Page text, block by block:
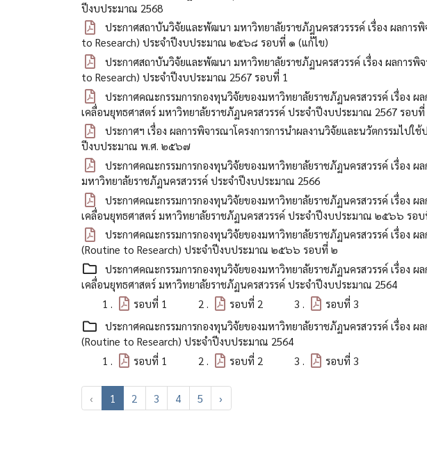
ปีงบประมาณ 2568
ประกาศสถาบันวิจัยและพัฒนา มหาวิทยาลัยราชภัฎนครสวรรรค์ เรื่อง ผลกา
to Research) ประจำปีงบประมาณ ๒๕๖๘ รอบที่ ๑ (แก้ไข)
ประกาศสถาบันวิจัยและพัฒนา มหาวิทยาลัยราชภัฏนครสวรรค์ เรื่อง ผลการ
to Research) ประจำปีงบประมาณ 2567 รอบที่ 1
ประกาศคณะกรรมการกองทุนวิจัยของมหาวิทยาลัยราชภัฏนครสวรรค์ เรื่อง
เคลื่อนยุทธศาสตร์ มหาวิทยาลัยราชภัฏนครสวรรค์ ประจำปีงบประมาณ 2567 รอบที่
ประกาศฯ เรื่อง ผลการพิจารณาโครงการการนำผลงานวิจัยและนวัตกรรมไปใ
ปีงบประมาณ พ.ศ. ๒๕๖๗
ประกาศคณะกรรมการกองทุนวิจัยของมหาวิทยาลัยราชภัฏนครสวรรค์ เรื่อง
มหาวิทยาลัยราชภัฏนครสวรรค์ ประจำปีงบประมาณ 2566
ประกาศคณะกรรมการกองทุนวิจัยของมหาวิทยาลัยราชภัฏนครสวรรค์ เรื่อง
เคลื่อนยุทธศาสตร์ มหาวิทยาลัยราชภัฏนครสวรรค์ ประจำปีงบประมาณ ๒๕๖๖ รอ
ประกาศคณะกรรมการกองทุนวิจัยของมหาวิทยาลัยราชภัฏนครสวรรค์ เรื่อง
(Routine to Research) ประจำปีงบประมาณ ๒๕๖๖ รอบที่ ๒
ประกาศคณะกรรมการกองทุนวิจัยของมหาวิทยาลัยราชภัฏนครสวรรค์ เรื่อง
เคลื่อนยุทธศาสตร์ มหาวิทยาลัยราชภัฏนครสวรรค์ ประจำปีงบประมาณ 2564
1 .
รอบที่ 1 2 . รอบที่ 2 3 .
รอบที่ 3
ประกาศคณะกรรมการกองทุนวิจัยของมหาวิทยาลัยราชภัฏนครสวรรค์ เรื่อง
(Routine to Research) ประจำปีงบประมาณ 2564
1 .
รอบที่ 1 2 . รอบที่ 2 3 . รอบที่ 3
‹ 1 2 3 4 5 ›